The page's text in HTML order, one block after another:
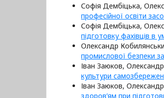
Софія Дембіцька,
професійної освіти
Софія Дембіцька,
підготовку фахівців в
Олександр
промислової безпеки
Іван Заюков,
культури
Іван Заюков,
здоров’ям при